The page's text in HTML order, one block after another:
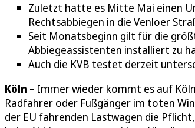
Zuletzt hatte es Mitte Mai einen
Rechtsabbiegen in die Venloer
Seit Monatsbeginn gilt für die
Abbiegeassistenten installiert zu
Auch die KVB testet derzeit
Köln – Immer wieder kommt es auf
Radfahrer oder Fußgänger im toten
der EU fahrenden Lastwagen die